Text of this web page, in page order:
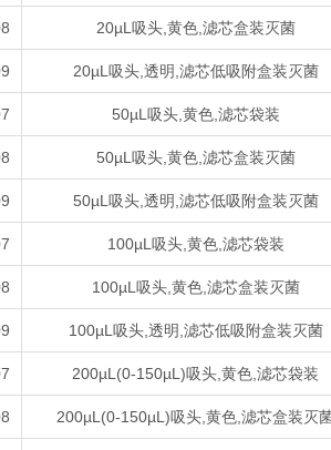
20µL吸头,黄色,滤芯盒装灭菌
20µL吸头,透明,滤芯低吸附盒装灭菌
50µL吸头,黄色,滤芯袋装
50µL吸头,黄色,滤芯盒装灭菌
50µL吸头,透明,滤芯低吸附盒装灭菌
100µL吸头,黄色,滤芯袋装
100µL吸头,黄色,滤芯盒装灭菌
100µL吸头,透明,滤芯低吸附盒装灭菌
200µL(0-150µL)吸头,黄色,滤芯袋装
200µL(0-150µL)吸头,黄色,滤芯盒装灭